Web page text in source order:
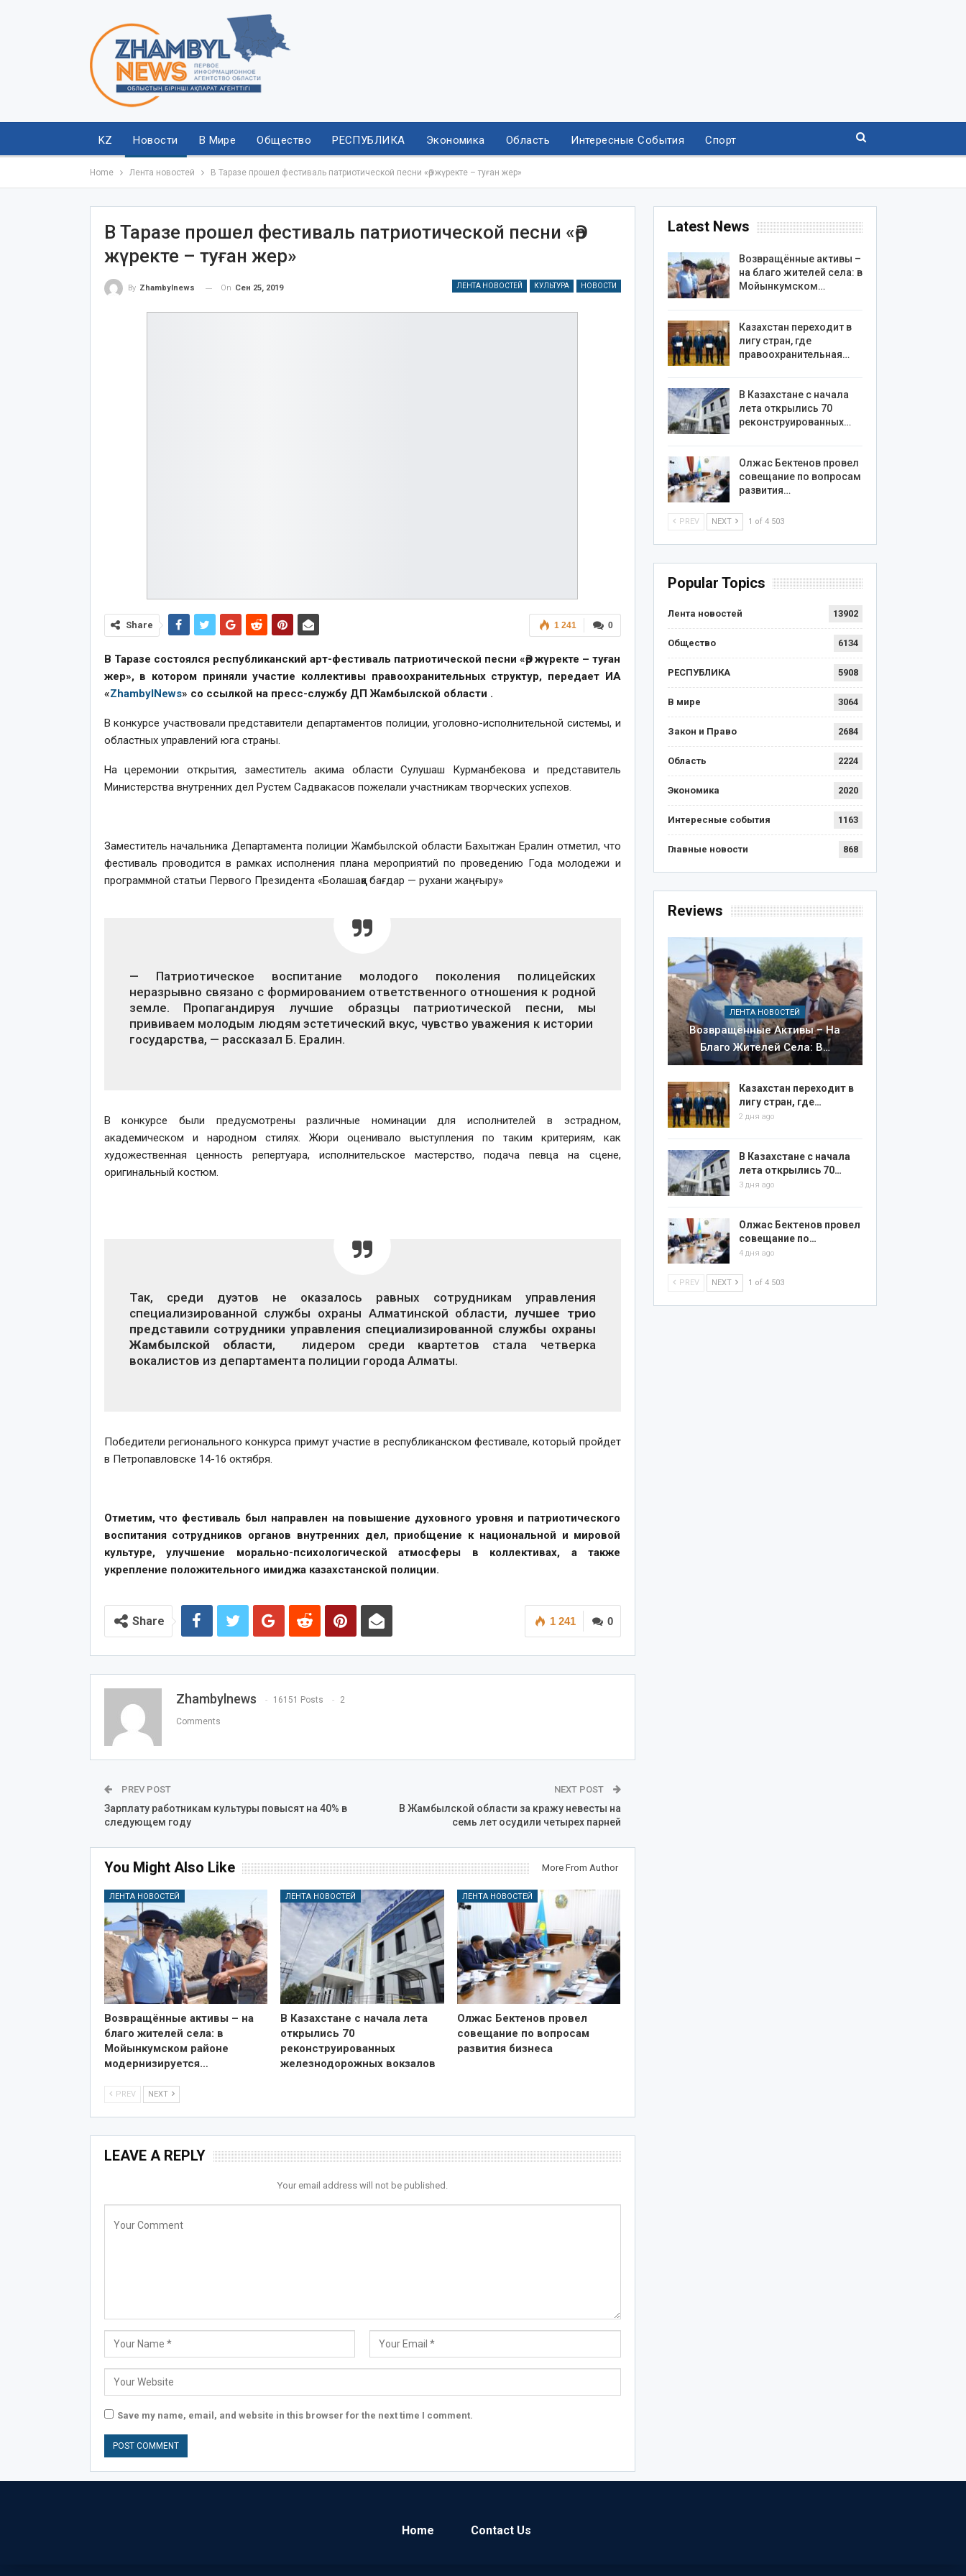
KZ Новости В Мире Общество РЕСПУБЛИКА Экономика Область Интересные События Спорт
Home Лента новостей В Таразе прошел фестиваль патриотической песни «Әр жүректе – туған жер»
В Таразе прошел фестиваль патриотической песни «Әр
жүректе – туған жер»
ЛЕНТА НОВОСТЕЙ КУЛЬТУРА НОВОСТИ
By Zhambylnews On Сен 25, 2019
0
1 241
Share
В Таразе состоялся республиканский арт-фестиваль патриотической песни «Әр жүректе – туған
жер», в котором приняли участие коллективы правоохранительных структур, передает ИА
«ZhambylNews» со ссылкой на пресс-службу ДП Жамбылской области .
В конкурсе участвовали представители департаментов полиции, уголовно-исполнительной системы, и
областных управлений юга страны.
На церемонии открытия, заместитель акима области Сулушаш Курманбекова и представитель
Министерства внутренних дел Рустем Садвакасов пожелали участникам творческих успехов.
Заместитель начальника Департамента полиции Жамбылской области Бахытжан Ералин отметил, что
фестиваль проводится в рамках исполнения плана мероприятий по проведению Года молодежи и
программной статьи Первого Президента «Болашаққа бағдар — рухани жаңғыру»
— Патриотическое воспитание молодого поколения полицейских
неразрывно связано с формированием ответственного отношения к родной
земле. Пропагандируя лучшие образцы патриотической песни, мы
прививаем молодым людям эстетический вкус, чувство уважения к истории
государства, — рассказал Б. Ералин.
В конкурсе были предусмотрены различные номинации для исполнителей в эстрадном,
академическом и народном стилях. Жюри оценивало выступления по таким критериям, как
художественная ценность репертуара, исполнительское мастерство, подача певца на сцене,
оригинальный костюм.
Так, среди дуэтов не оказалось равных сотрудникам управления
специализированной службы охраны Алматинской области, лучшее трио
представили сотрудники управления специализированной службы охраны
Жамбылской области, лидером среди квартетов стала четверка
вокалистов из департамента полиции города Алматы.
Победители регионального конкурса примут участие в республиканском фестивале, который пройдет
в Петропавловске 14-16 октября.
Отметим, что фестиваль был направлен на повышение духовного уровня и патриотического
воспитания сотрудников органов внутренних дел, приобщение к национальной и мировой
культуре, улучшение морально-психологической атмосферы в коллективах, а также
укрепление положительного имиджа казахстанской полиции.
0
1 241
Share
Zhambylnews 16151 Posts 2
Comments
PREV POST
Зарплату работникам культуры повысят на 40% в
следующем году
NEXT POST
В Жамбылской области за кражу невесты на
семь лет осудили четырех парней
You Might Also Like More From Author
ЛЕНТА НОВОСТЕЙ
Возвращённые активы – на
благо жителей села: в
Мойынкумском районе
модернизируется…
ЛЕНТА НОВОСТЕЙ
В Казахстане с начала лета
открылись 70
реконструированных
железнодорожных вокзалов
ЛЕНТА НОВОСТЕЙ
Олжас Бектенов провел
совещание по вопросам
развития бизнеса
PREV NEXT
LEAVE A REPLY
Your email address will not be published.
Save my name, email, and website in this browser for the next time I comment.
Latest News
Возвращённые активы –
на благо жителей села: в
Мойынкумском…
Казахстан переходит в
лигу стран, где
правоохранительная…
В Казахстане с начала
лета открылись 70
реконструированных…
Олжас Бектенов провел
совещание по вопросам
развития…
PREV NEXT 1 of 4 503
Popular Topics
Лента новостей 13902
Общество 6134
РЕСПУБЛИКА 5908
В мире 3064
Закон и Право 2684
Область 2224
Экономика 2020
Интересные события 1163
Главные новости 868
Reviews
ЛЕНТА НОВОСТЕЙ
Возвращённые Активы – На
Благо Жителей Села: В…
Казахстан переходит в
лигу стран, где…
2 дня ago
В Казахстане с начала
лета открылись 70…
3 дня ago
Олжас Бектенов провел
совещание по…
4 дня ago
PREV NEXT 1 of 4 503
Home Contact Us